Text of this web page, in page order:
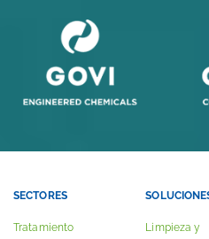
SECTORES
Tratamiento
Limpieza y